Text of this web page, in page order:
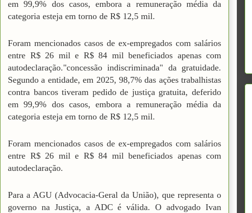
em 99,9% dos casos, embora a remuneração média da
categoria esteja em torno de R$ 12,5 mil.
Foram mencionados casos de ex-empregados com salários
entre R$ 26 mil e R$ 84 mil beneficiados apenas com
autodeclaração."concessão indiscriminada" da gratuidade.
Segundo a entidade, em 2025, 98,7% das ações trabalhistas
contra bancos tiveram pedido de justiça gratuita, deferido
em 99,9% dos casos, embora a remuneração média da
categoria esteja em torno de R$ 12,5 mil.
Foram mencionados casos de ex-empregados com salários
entre R$ 26 mil e R$ 84 mil beneficiados apenas com
autodeclaração.
Para a AGU (Advocacia-Geral da União), que representa o
governo na Justiça, a ADC é válida. O advogado Ivan